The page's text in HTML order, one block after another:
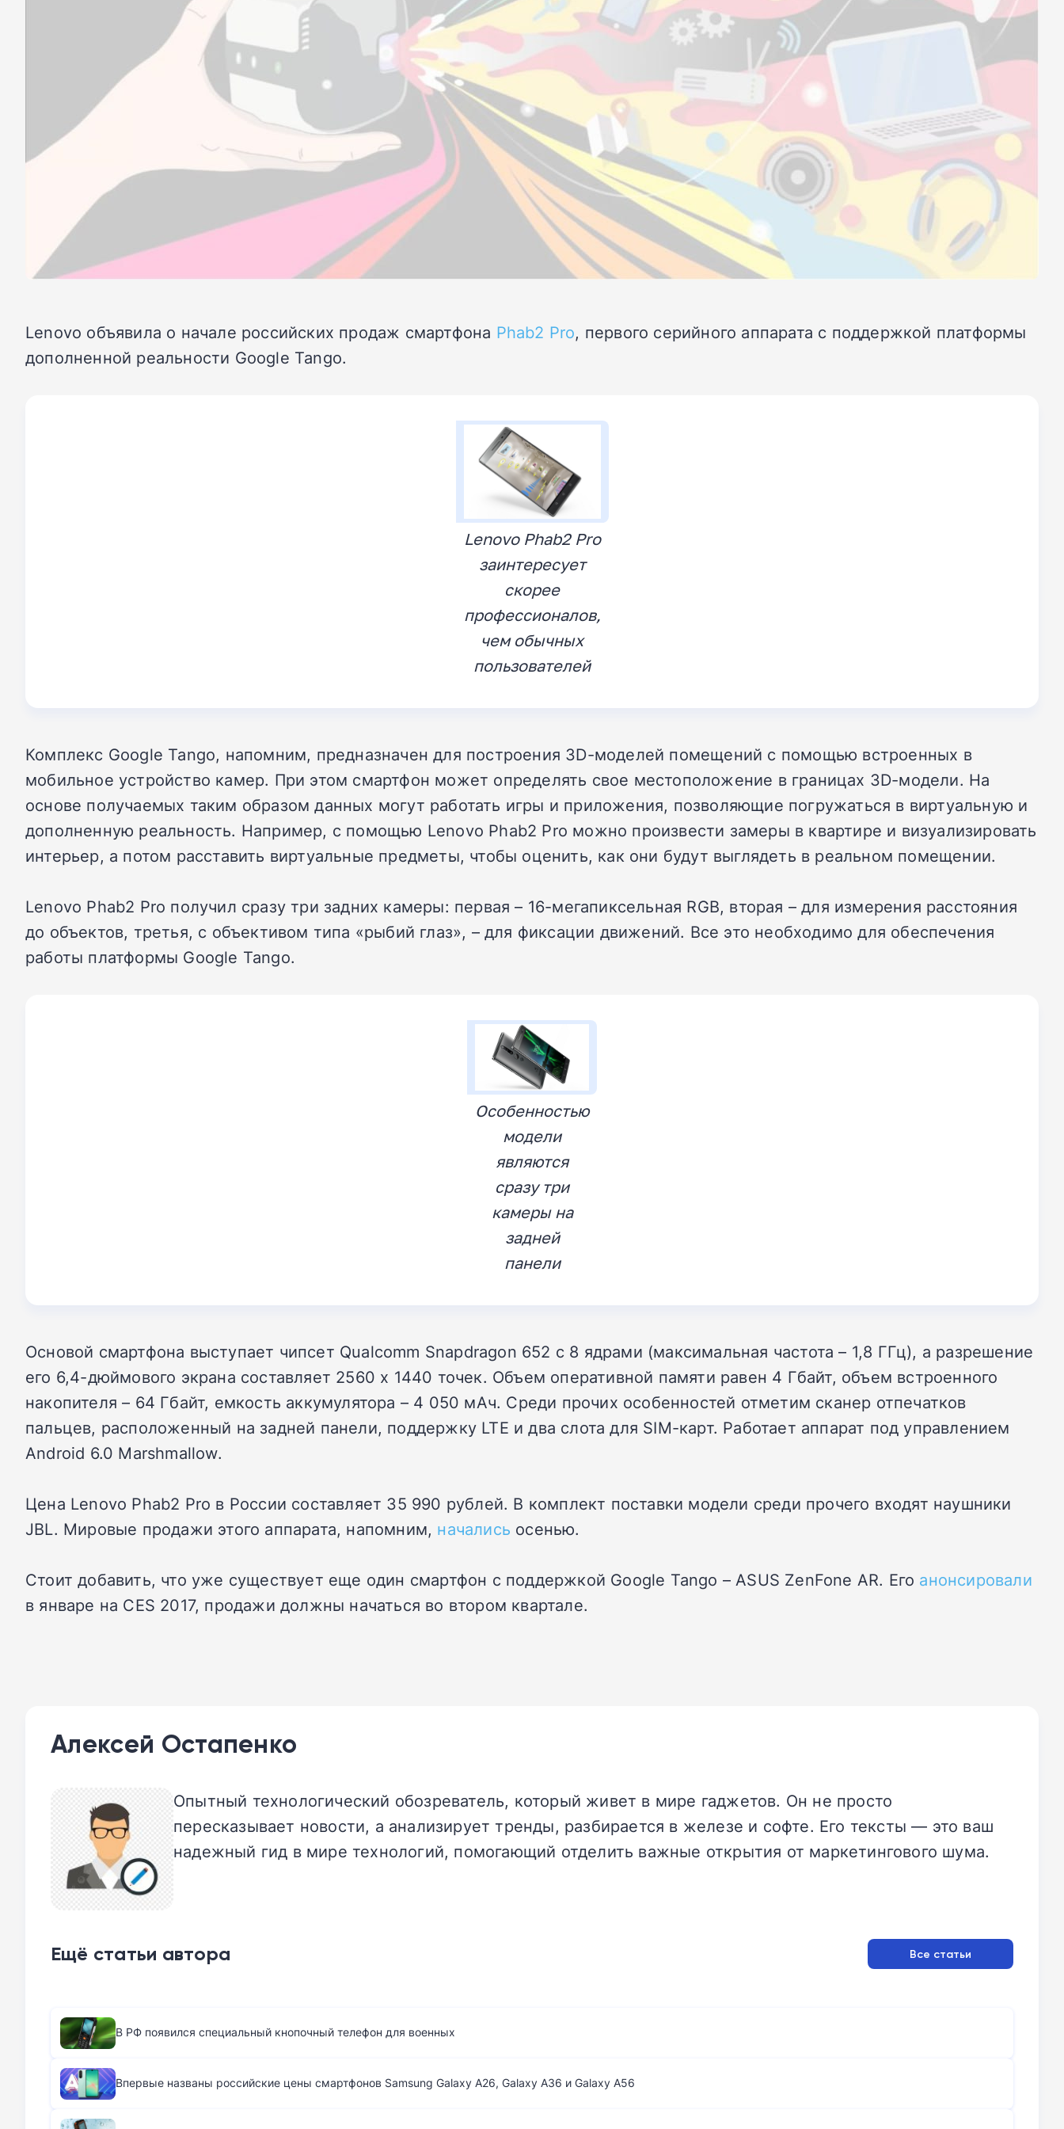
Lenovo объявила о начале российских продаж смартфона Phab2 Pro, первого серийного аппарата с поддержкой платформы
дополненной реальности Google Tango.
Lenovo Phab2 Pro
заинтересует
скорее
профессионалов,
чем обычных
пользователей
Комплекс Google Tango, напомним, предназначен для построения 3D-моделей помещений с помощью встроенных в
мобильное устройство камер. При этом смартфон может определять свое местоположение в границах 3D-модели. На
основе получаемых таким образом данных могут работать игры и приложения, позволяющие погружаться в виртуальную и
дополненную реальность. Например, с помощью Lenovo Phab2 Pro можно произвести замеры в квартире и визуализировать
интерьер, а потом расставить виртуальные предметы, чтобы оценить, как они будут выглядеть в реальном помещении.
Lenovo Phab2 Pro получил сразу три задних камеры: первая – 16-мегапиксельная RGB, вторая – для измерения расстояния
до объектов, третья, с объективом типа «рыбий глаз», – для фиксации движений. Все это необходимо для обеспечения
работы платформы Google Tango.
Особенностью
модели
являются
сразу три
камеры на
задней
панели
Основой смартфона выступает чипсет Qualcomm Snapdragon 652 с 8 ядрами (максимальная частота – 1,8 ГГц), а разрешение
его 6,4-дюймового экрана составляет 2560 х 1440 точек. Объем оперативной памяти равен 4 Гбайт, объем встроенного
накопителя – 64 Гбайт, емкость аккумулятора – 4 050 мАч. Среди прочих особенностей отметим сканер отпечатков
пальцев, расположенный на задней панели, поддержку LTE и два слота для SIM-карт. Работает аппарат под управлением
Android 6.0 Marshmallow.
Цена Lenovo Phab2 Pro в России составляет 35 990 рублей. В комплект поставки модели среди прочего входят наушники
JBL. Мировые продажи этого аппарата, напомним, начались осенью.
Стоит добавить, что уже существует еще один смартфон с поддержкой Google Tango – ASUS ZenFone AR. Его анонсировали
в январе на CES 2017, продажи должны начаться во втором квартале.
Алексей Остапенко
Опытный технологический обозреватель, который живет в мире гаджетов. Он не просто
пересказывает новости, а анализирует тренды, разбирается в железе и софте. Его тексты — это ваш
надежный гид в мире технологий, помогающий отделить важные открытия от маркетингового шума.
Ещё статьи автора Все статьи
В РФ появился специальный кнопочный телефон для военных
Впервые названы российские цены смартфонов Samsung Galaxy A26, Galaxy A36 и Galaxy A56